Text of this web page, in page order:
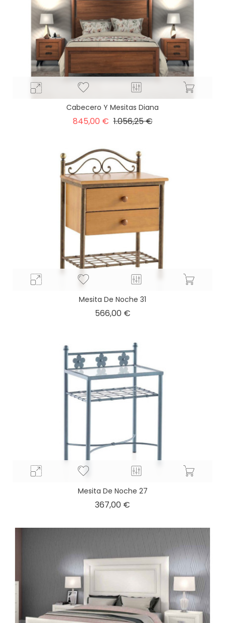
Cabecero Y Mesitas Diana
845,00 € Precio
1.056,25 €Precio
Mesita De Noche 31
566,00 €Precio
Mesita De Noche 27
367,00 €